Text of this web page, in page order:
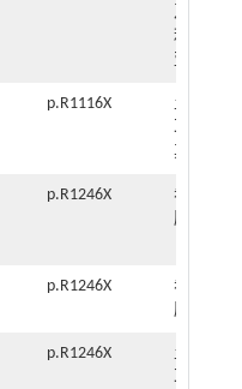
及
利
亚
p.R1116X
土
耳
其
p.R1246X
希
腊
p.R1246X
希
腊
p.R1246X
土
耳